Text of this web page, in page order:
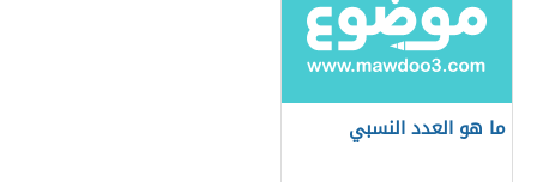
ما هو العدد النسبي